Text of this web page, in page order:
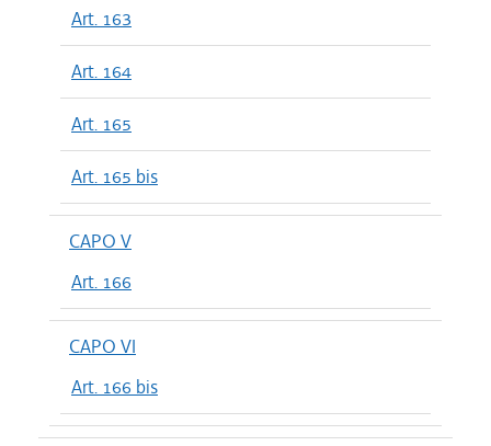
Art. 163
Art. 164
Art. 165
Art. 165 bis
CAPO V
Art. 166
CAPO VI
Art. 166 bis